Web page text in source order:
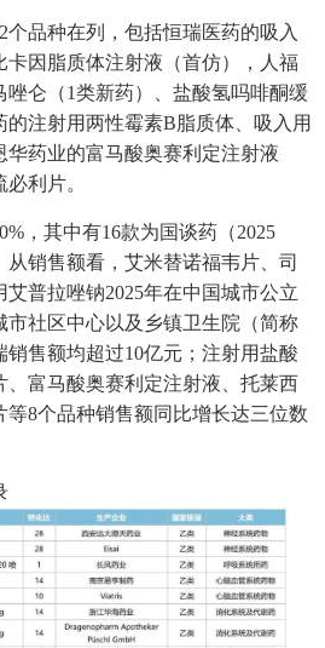
个品种在列，包括恒瑞医药的吸入
卡因脂质体注射液（首仿），人福
唑仑（1类新药）、盐酸氢吗啡酮缓
注射用两性霉素B脂质体、吸入用
药业的富马酸奥赛利定注射液
利片。
，其中有16款为国谈药（2025
销售额看，艾米替诺福韦片、司
普拉唑钠2025年在中国城市公立
市社区中心以及乡镇卫生院（简称
售额均超过10亿元；注射用盐酸
、富马酸奥赛利定注射液、托莱西
8个品种销售额同比增长达三位数